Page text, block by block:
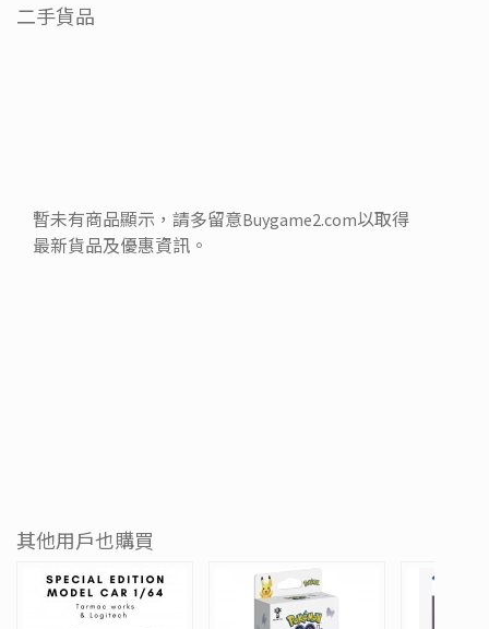
二手貨品
暫未有商品顯示，請多留意Buygame2.com以取得
最新貨品及優惠資訊。
其他用戶也購買